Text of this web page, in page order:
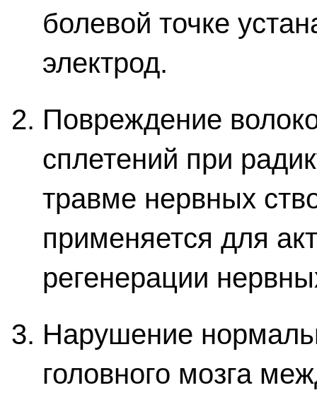
болевой точке
электрод.
Повреждение
сплетений при
травме нервных
применяется для
регенерации
Нарушение
головного мозга